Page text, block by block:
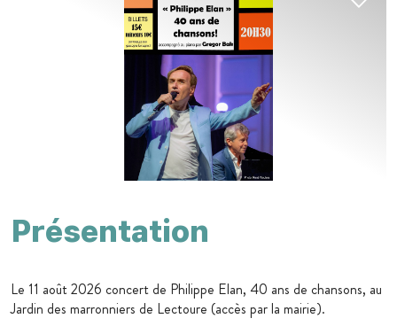
Présentation
Le 11 août 2026 concert de Philippe Elan, 40 ans de chansons, au
Jardin des marronniers de Lectoure (accès par la mairie).